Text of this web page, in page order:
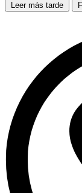
Leer más tarde